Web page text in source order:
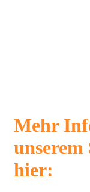
Mehr
unserem
hier: